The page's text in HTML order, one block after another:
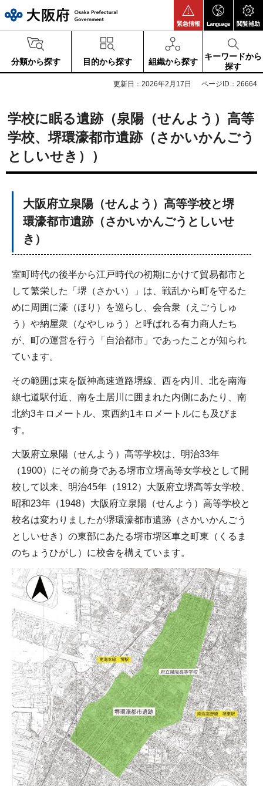
緊急情報 Language 閲覧補助
分類から探す 目的から探す 組織から探す
キーワードから
探す
更新日：2026年2月17日 ページID：26664
学校に眠る遺跡（泉陽（せんよう）高等
学校、堺環濠都市遺跡（さかいかんごう
としいせき））
大阪府立泉陽（せんよう）高等学校と堺
環濠都市遺跡（さかいかんごうとしいせ
き）
室町時代の後半から江戸時代の初期にかけて貿易都市と
して繁栄した「堺（さかい）」は、戦乱から町を守るた
めに周囲に濠（ほり）を巡らし、会合衆（えごうしゅ
う）や納屋衆（なやしゅう）と呼ばれる有力商人たち
が、町の運営を行う「自治都市」であったことが知られ
ています。
その範囲は東を阪神高速道路堺線、西を内川、北を南海
線七道駅付近、南を土居川に囲まれた内側にあたり、南
北約3キロメートル、東西約1キロメートルにも及びま
す。
大阪府立泉陽（せんよう）高等学校は、明治33年
（1900）にその前身である堺市立堺高等女学校として開
校して以来、明治45年（1912）大阪府立堺高等女学校、
昭和23年（1948）大阪府立泉陽（せんよう）高等学校と
校名は変わりましたが堺環濠都市遺跡（さかいかんごう
としいせき）の東部にあたる堺市堺区車之町東（くるま
のちょうひがし）に校舎を構えています。